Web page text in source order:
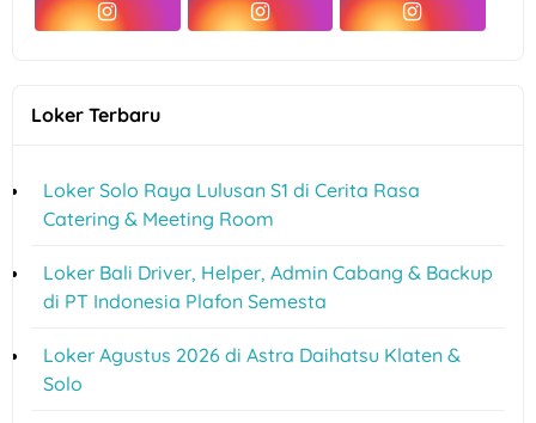
Loker Terbaru
Loker Solo Raya Lulusan S1 di Cerita Rasa
Catering & Meeting Room
Loker Bali Driver, Helper, Admin Cabang & Backup
di PT Indonesia Plafon Semesta
Loker Agustus 2026 di Astra Daihatsu Klaten &
Solo